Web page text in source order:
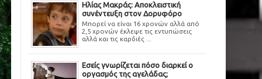
Ηλίας Μακράς: Αποκλειστική
συνέντευξη στον Δορυφόρο
Μπορεί να είναι 16 χρονών αλλά από
2,5 χρονών έκλεψε τις εντυπώσεις
αλλά και τις καρδιές ...
Εσείς γνωρίζεται πόσο διαρκεί ο
οργασμός της αγελάδας;